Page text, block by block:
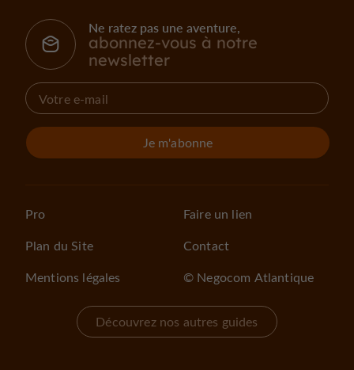
Ne ratez pas une aventure,
abonnez-vous à notre
newsletter
Je m'abonne
Pro
Plan du Site
Mentions légales
Faire un lien
Contact
© Negocom Atlantique
Découvrez nos autres guides